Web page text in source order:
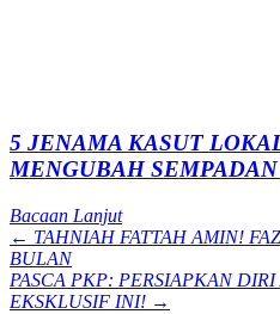
5 JENAMA KASUT
MENGUBAH
Bacaan Lanjut
Posts
navigation
← TAHNIAH FATTAH AMIN!
BULAN
PASCA PKP: PERSIAPKAN
EKSKLUSIF INI! →